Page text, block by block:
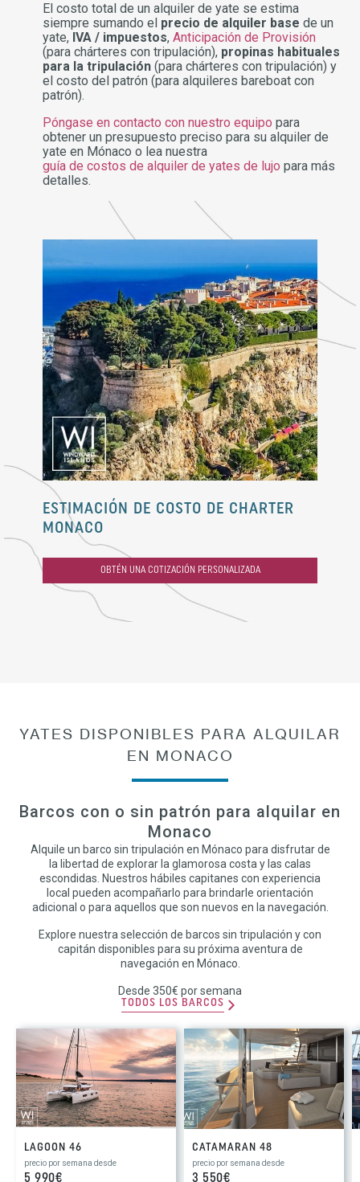
El costo total de un alquiler de yate se estima
siempre sumando el precio de alquiler base de un
yate, IVA / impuestos, Anticipación de Provisión
(para chárteres con tripulación), propinas habituales
para la tripulación (para chárteres con tripulación) y
el costo del patrón (para alquileres bareboat con
patrón).
Póngase en contacto con nuestro equipo para
obtener un presupuesto preciso para su alquiler de
yate en Mónaco o lea nuestra
guía de costos de alquiler de yates de lujo para más
detalles.
ESTIMACIÓN DE COSTO DE CHARTER
MONACO
OBTÉN UNA COTIZACIÓN PERSONALIZADA
YATES DISPONIBLES PARA ALQUILAR
EN MONACO
Barcos con o sin patrón para alquilar en
Monaco
Alquile un barco sin tripulación en Mónaco para disfrutar de
la libertad de explorar la glamorosa costa y las calas
escondidas. Nuestros hábiles capitanes con experiencia
local pueden acompañarlo para brindarle orientación
adicional o para aquellos que son nuevos en la navegación.
Explore nuestra selección de barcos sin tripulación y con
capitán disponibles para su próxima aventura de
navegación en Mónaco.
Desde 350€ por semana
TODOS LOS BARCOS
LAGOON 46
precio por semana desde
5 990€
CATAMARAN 48
precio por semana desde
3 550€